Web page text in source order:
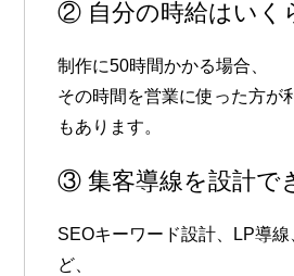
② 自分の時給はいく
制作に50時間かかる場合、
その時間を営業に使った方が
もあります。
③ 集客導線を設計で
SEOキーワード設計、LP導
ど、